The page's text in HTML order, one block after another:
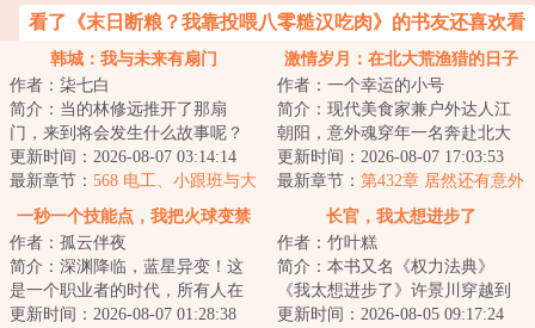
看了《末日断粮？我靠投喂八零糙汉吃肉》的书友还喜欢看
韩城：我与未来有扇门
作者：柒七白
简介：当的林修远推开了那扇
门，来到将会发生什么故事呢？
那么……过去的Jessica将会未来的
郑秀妍开始对...
更新时间：2026-08-07 03:14:14
最新章节： 568 电工、小跟班与大
柚子（求订阅求月票）
激情岁月：在北大荒渔猎的日子
作者：一个幸运的小号
简介：现代美食家兼户外达人江
朝阳，意外魂穿年一名奔赴北大
荒的支边青年。面对黑土地的广
袤与馈赠，也面...
更新时间：2026-08-07 17:03:53
最新章节： 第432章 居然还有意外
一秒一个技能点，我把火球变禁
作者：孤云伴夜
简介：深渊降临，蓝星异变！这
是一个职业者的时代，所有人在
成年那一天，都能够得到人生中
更新时间：2026-08-07 01:28:38
长官，我太想进步了
作者：竹叶糕
简介：本书又名《权力法典》
《我太想进步了》许景川穿越到
大灾变后秩序重建之初的蓝星，
更新时间：2026-08-05 09:17:24